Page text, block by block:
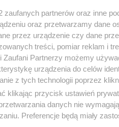
osób młodych. Za
wspieranie
Reklama
zaufanych partnerów oraz inne
oraz przetwarzamy dane
przez urządzenie czy dane
treści, pomiar reklam i
Zaufani Partnerzy możemy
urządzenia do celów
z tych technologii poprzez
klikając przycisk ustawień
danych nie
Preferencje będą miały